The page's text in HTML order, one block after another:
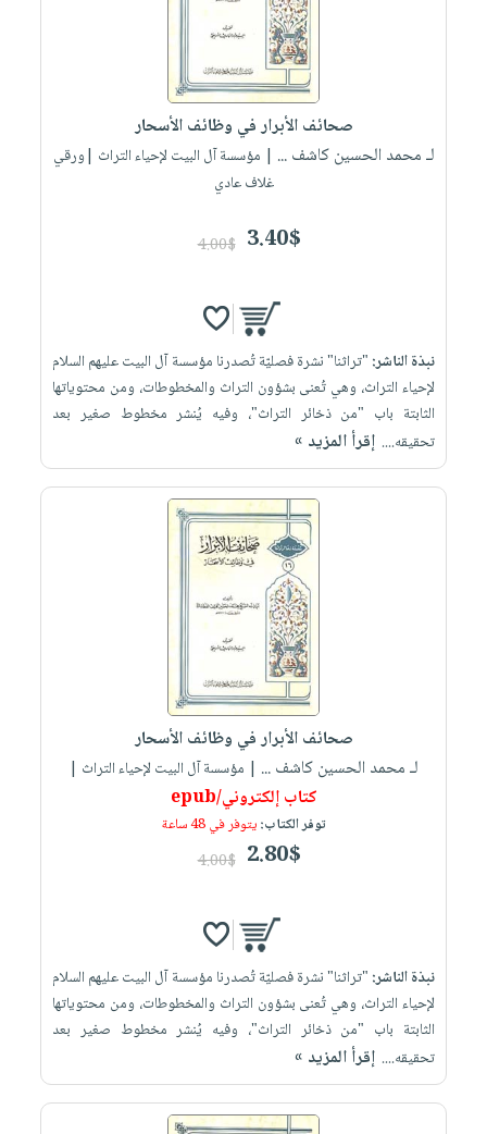
صحائف الأبرار في وظائف الأسحار
لـ محمد الحسين كاشف ... | مؤسسة آل البيت لإحياء التراث |ورقي
غلاف عادي
3.40$
4.00$
نبذة الناشر: "تراثنا" نشرة فصليّة تُصدرنا مؤسسة آل البيت عليهم السلام
لإحياء التراث، وهي تُعنى بشؤون التراث والمخطوطات، ومن محتوياتها
الثابتة باب "من ذخائر التراث"، وفيه يُنشر مخطوط صغير بعد
تحقيقه.... إقرأ المزيد »
صحائف الأبرار في وظائف الأسحار
لـ محمد الحسين كاشف ... | مؤسسة آل البيت لإحياء التراث |
كتاب إلكتروني/epub
توفر الكتاب:يتوفر في 48 ساعة
2.80$
4.00$
نبذة الناشر: "تراثنا" نشرة فصليّة تُصدرنا مؤسسة آل البيت عليهم السلام
لإحياء التراث، وهي تُعنى بشؤون التراث والمخطوطات، ومن محتوياتها
الثابتة باب "من ذخائر التراث"، وفيه يُنشر مخطوط صغير بعد
تحقيقه.... إقرأ المزيد »